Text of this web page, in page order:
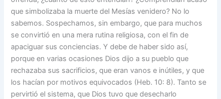
que simbolizaba la muerte del Mesías venidero? No lo
sabemos. Sospechamos, sin embargo, que para muchos
se convirtió en una mera rutina religiosa, con el fin de
apaciguar sus conciencias. Y debe de haber sido así,
porque en varias ocasiones Dios dijo a su pueblo que
rechazaba sus sacrificios, que eran vanos e inútiles, y que
los hacían por motivos equivocados (Heb. 10: 8). Tanto se
pervirtió el sistema, que Dios tuvo que desecharlo